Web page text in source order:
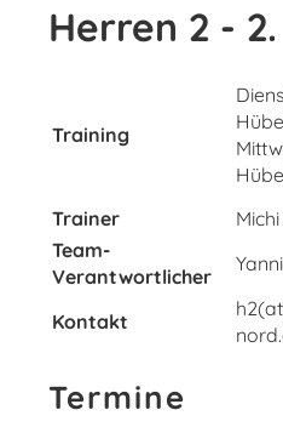
Herren 2 -
Training
Trainer
Team-
Verantwortlicher
Kontakt
Termine